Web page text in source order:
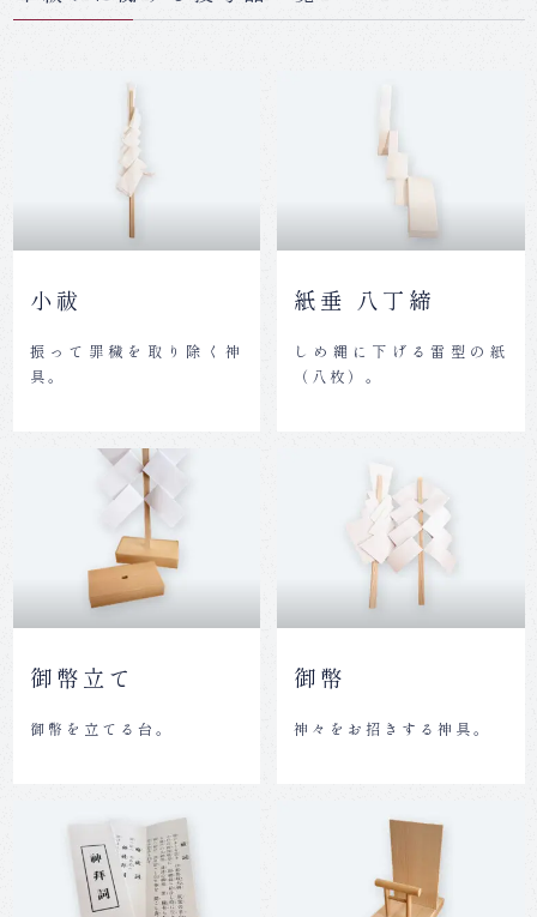
小祓
振って罪穢を取り除く神
具。
紙垂 八丁締
しめ縄に下げる雷型の紙
（八枚）。
御幣立て
御幣を立てる台。
御幣
神々をお招きする神具。